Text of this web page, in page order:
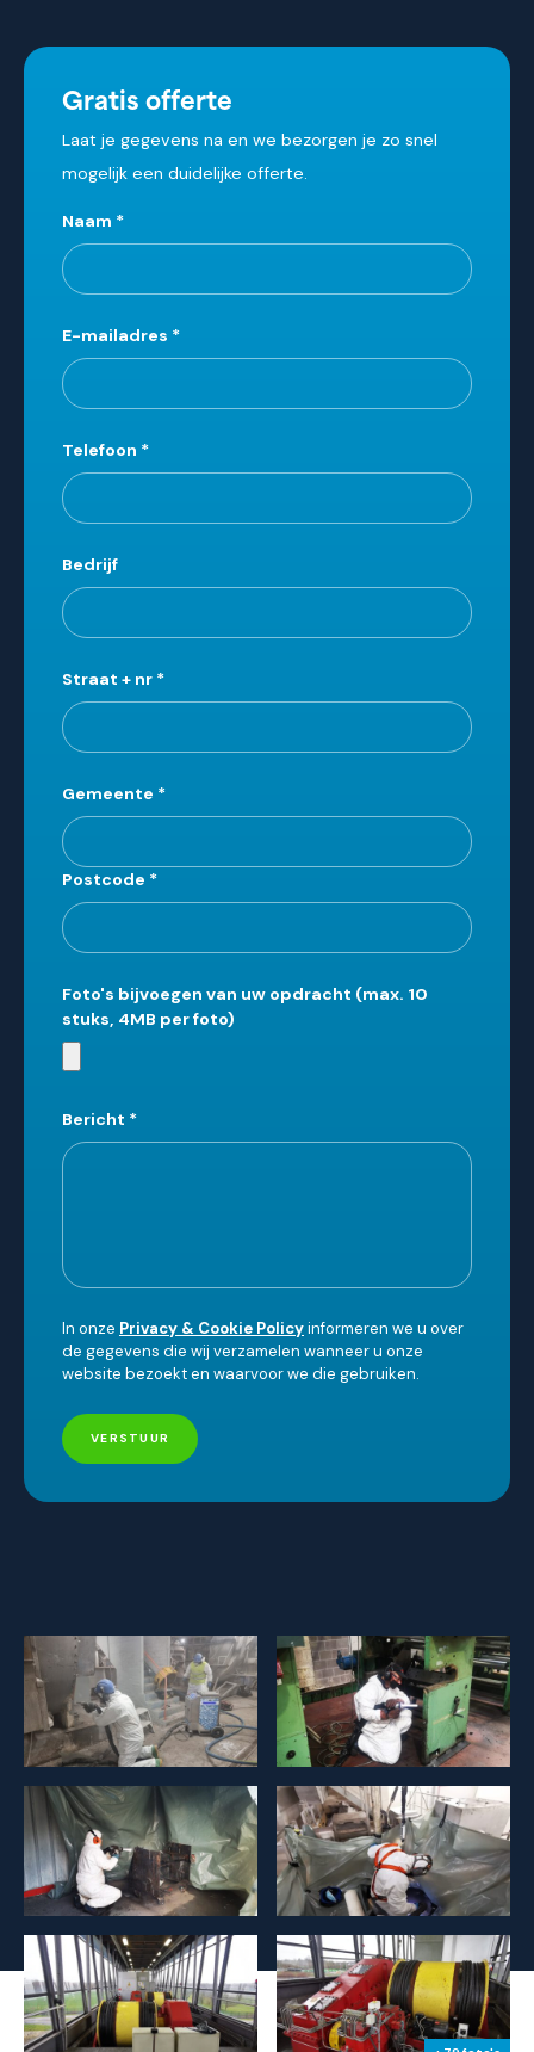
Gratis offerte
Laat je gegevens na en we bezorgen je zo snel
mogelijk een duidelijke offerte.
Leave
this
field
blank
Naam *
E-mailadres *
Telefoon *
Bedrijf
Straat + nr *
Gemeente *
Postcode *
Foto's bijvoegen van uw opdracht (max. 10
stuks, 4MB per foto)
Bericht *
In onze Privacy & Cookie Policyinformeren we u over
de gegevens die wij verzamelen wanneer u onze
website bezoekt en waarvoor we die gebruiken.
VERSTUUR